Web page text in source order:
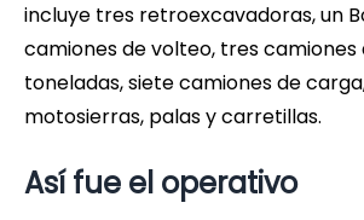
incluye tres retroexcavadoras, un
camiones de volteo, tres camiones
toneladas, siete camiones de
motosierras, palas y carretillas.
Así fue el operativo